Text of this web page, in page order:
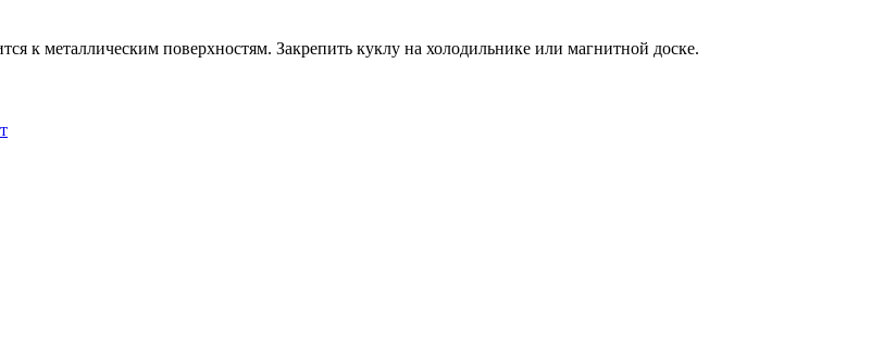
к металлическим поверхностям. Закрепить куклу на холодильнике или магнитной доске.